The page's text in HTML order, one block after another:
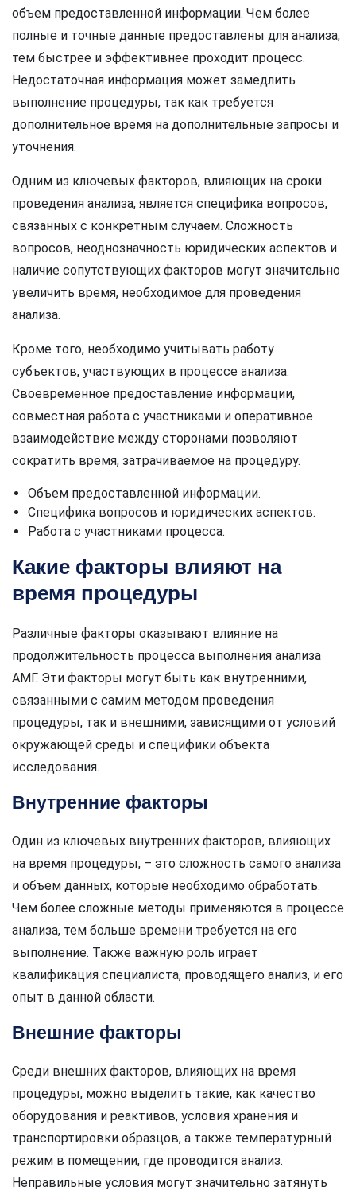
объем предоставленной информации. Чем более
полные и точные данные предоставлены для анализа,
тем быстрее и эффективнее проходит процесс.
Недостаточная информация может замедлить
выполнение процедуры, так как требуется
дополнительное время на дополнительные запросы и
уточнения.
Одним из ключевых факторов, влияющих на сроки
проведения анализа, является специфика вопросов,
связанных с конкретным случаем. Сложность
вопросов, неоднозначность юридических аспектов и
наличие сопутствующих факторов могут значительно
увеличить время, необходимое для проведения
анализа.
Кроме того, необходимо учитывать работу
субъектов, участвующих в процессе анализа.
Своевременное предоставление информации,
совместная работа с участниками и оперативное
взаимодействие между сторонами позволяют
сократить время, затрачиваемое на процедуру.
Объем предоставленной информации.
Специфика вопросов и юридических аспектов.
Работа с участниками процесса.
Какие факторы влияют на
время процедуры
Различные факторы оказывают влияние на
продолжительность процесса выполнения анализа
АМГ. Эти факторы могут быть как внутренними,
связанными с самим методом проведения
процедуры, так и внешними, зависящими от условий
окружающей среды и специфики объекта
исследования.
Внутренние факторы
Один из ключевых внутренних факторов, влияющих
на время процедуры, – это сложность самого анализа
и объем данных, которые необходимо обработать.
Чем более сложные методы применяются в процессе
анализа, тем больше времени требуется на его
выполнение. Также важную роль играет
квалификация специалиста, проводящего анализ, и его
опыт в данной области.
Внешние факторы
Среди внешних факторов, влияющих на время
процедуры, можно выделить такие, как качество
оборудования и реактивов, условия хранения и
транспортировки образцов, а также температурный
режим в помещении, где проводится анализ.
Неправильные условия могут значительно затянуть